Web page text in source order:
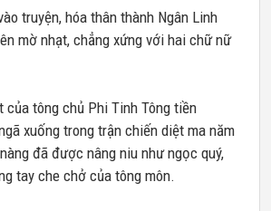
truyện, hóa thân thành Ngân Linh
mờ nhạt, chẳng xứng với hai chữ nữ
của tông chủ Phi Tinh Tông tiền
xuống trong trận chiến diệt ma năm
đã được nâng niu như ngọc quý,
tay che chở của tông môn.